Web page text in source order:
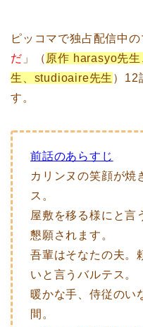
ピッコマで独占配信中の
だ 」（ 原作 harasyo先
生、studioaire先生 ）12
す。
前話のあらすじ
カリンヌの笑顔が焼
ス。
屋敷を移る様にと言
懇願されます。
吾輩はそなたの夫。
いと言うバルテス。
暖かな手、侍従のい
間。